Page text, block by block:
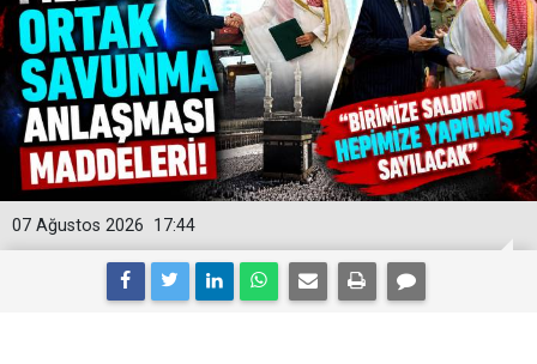
17:44
07 Ağustos 2026